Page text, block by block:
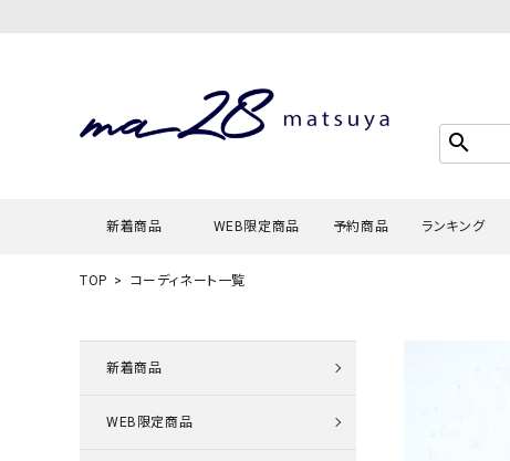
search
新着商品 WEB限定商品 予約商品 ランキング
TOP コーディネート一覧
新着商品
WEB限定商品